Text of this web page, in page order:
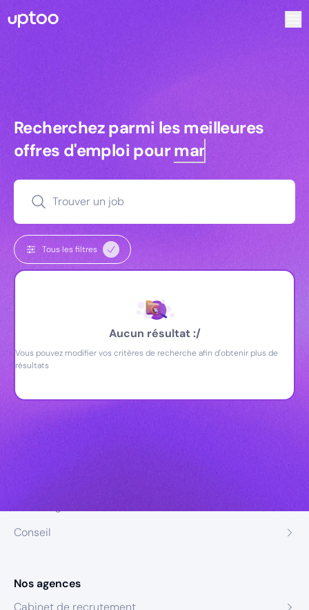
Recherchez parmi les meilleures
Recherchez parmi les meilleures
offres d'emploi pourmanagers
Trouver un job
Tous les filtres
Aucun résultat :/
Vous pouvez modifier vos critères de recherche afin d'obtenir plus de
résultats
Conseil
Nos agences
Cabinet de recrutement